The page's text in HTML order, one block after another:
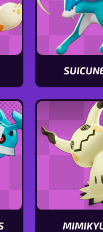
Ver
características
Suicune